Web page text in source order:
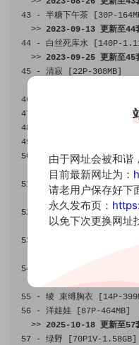
43
- 半糖下午茶 30P-
>> 2023-09-13 更新至44
44
- 白丝死库水 140P-
>> 2023-09-25 更新至45
45
- 清寂 22P-308MB
46
47
655MB
48
49
50
纸醉金迷Part.II [96P
2024-04 -07 更新至 51
51
体育课结束后 [87P1V-
2024 07 -14 更新至
52
小灰兔 [ 71P1V 511MB
2024- 08 -25 更新至53
53
54
55
- 绫 束缚胸衣 14P-
56
- 洋娃娃 87P-464MB
>> 2025-10-18 更新至57
57
- 绿野 70P1V-1.58GB
由于网址会被和谐
目前最新网址为：
请老用户保存好下
永久发布页：
以免下次更换网址